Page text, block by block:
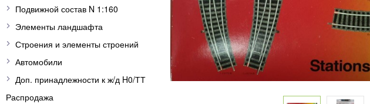
Подвижной состав N 1:160
Элементы ландшафта
Строения и элементы строений
Автомобили
Доп. принадлежности к ж/д H0/ТТ
Распродажа